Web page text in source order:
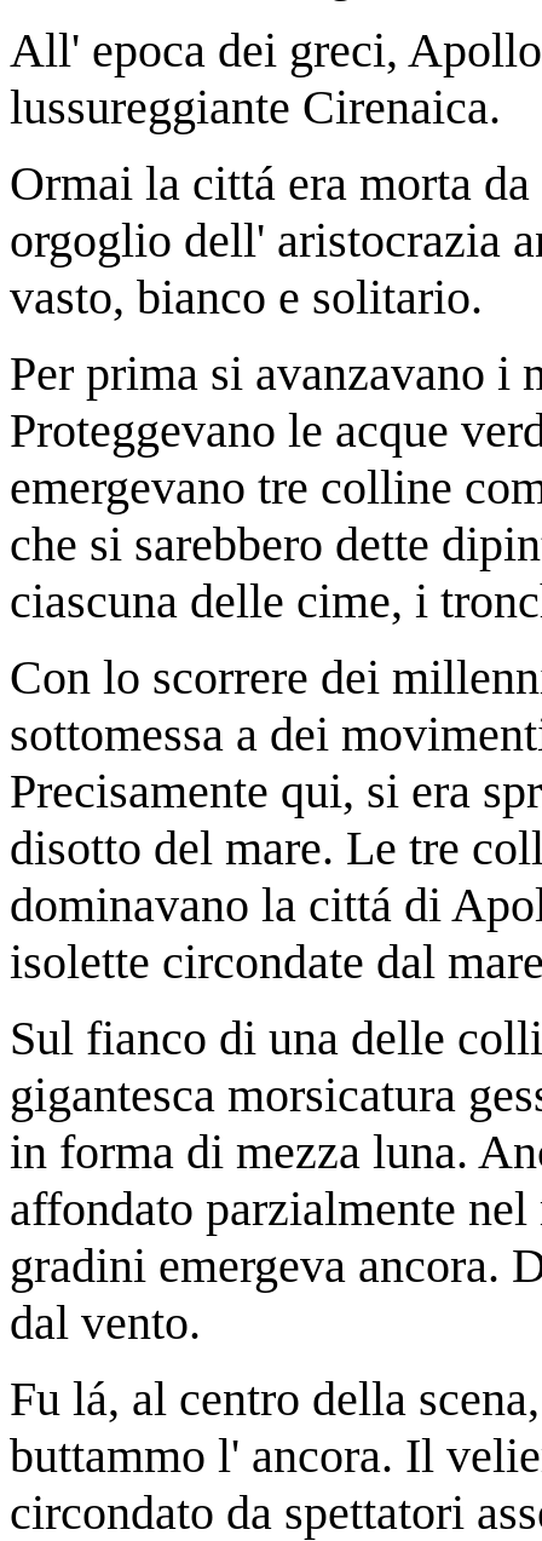
All' epoca dei greci,
lussureggiante Cirenaica.
Ormai la cittá era morta
orgoglio dell' aristocrazia
vasto, bianco e solitario.
Per prima si avanzavano i
Proteggevano le acque
emergevano tre colline
che si sarebbero dette
ciascuna delle cime, i
Con lo scorrere dei
sottomessa a dei
Precisamente qui, si era
disotto del mare. Le tre
dominavano la cittá di
isolette circondate dal
Sul fianco di una delle
gigantesca morsicatura
in forma di mezza luna.
affondato parzialmente
gradini emergeva ancora.
dal vento.
Fu lá, al centro della
buttammo l' ancora. Il
circondato da spettatori